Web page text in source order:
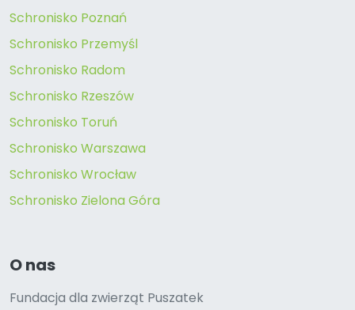
Schronisko Poznań
Schronisko Przemyśl
Schronisko Radom
Schronisko Rzeszów
Schronisko Toruń
Schronisko Warszawa
Schronisko Wrocław
Schronisko Zielona Góra
O nas
Fundacja dla zwierząt Puszatek